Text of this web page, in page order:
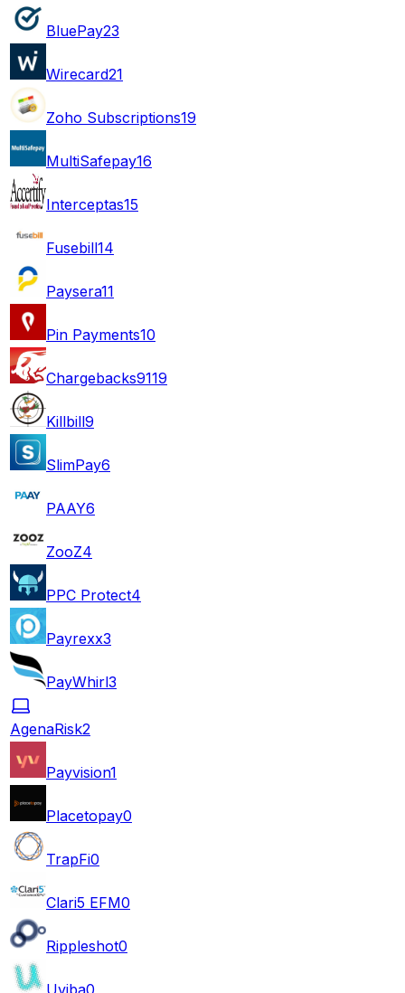
BluePay23
Wirecard21
Zoho Subscriptions19
MultiSafepay16
Interceptas15
Fusebill14
Paysera11
Pin Payments10
Chargebacks9119
Killbill9
SlimPay6
PAAY6
ZooZ4
PPC Protect4
Payrexx3
PayWhirl3
AgenaRisk2
Payvision1
Placetopay0
TrapFi0
Clari5 EFM0
Rippleshot0
Uviba0